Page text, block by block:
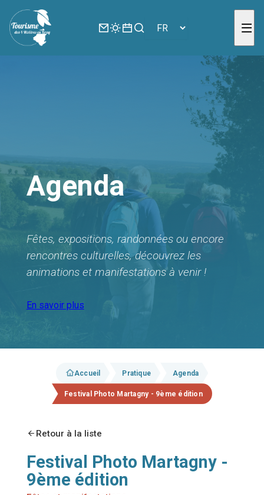
Agenda
Fêtes, expositions, randonnées ou encore
rencontres culturelles, découvrez les
animations et manifestations à venir !
En savoir plus
Accueil Pratique Agenda
Festival Photo Martagny - 9ème édition
Retour à la liste
Festival Photo Martagny -
9ème édition